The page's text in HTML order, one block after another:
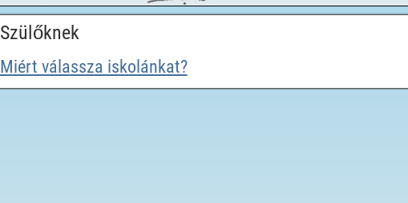
Szülőknek
Miért válassza iskolánkat?